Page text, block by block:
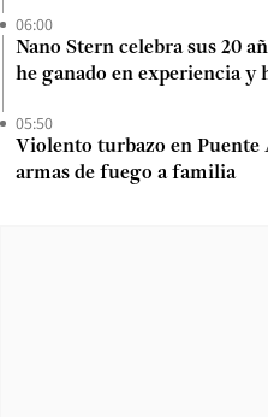
06:00
Nano Stern celebra sus 20
he ganado en experiencia y
05:50
Violento turbazo en Puente
armas de fuego a familia